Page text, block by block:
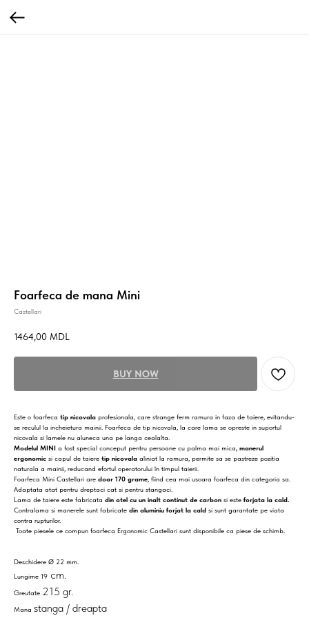
Foarfeca de mana Mini
Castellari
1464,00 MDL
BUY NOW
Este o foarfeca tip nicovala profesionala, care strange ferm ramura in faza de taiere, evitandu-
se reculul la incheietura mainii. Foarfeca de tip nicovala, la care lama se opreste in suportul
nicovala si lamele nu aluneca una pe langa cealalta.
Modelul MINI a fost special conceput pentru persoane cu palma mai mica, manerul
ergonomic si capul de taiere tip nicovala aliniat la ramura, permite sa se pastreze pozitia
naturala a mainii, reducand efortul operatorului în timpul taierii.
Foarfeca Mini Castellari are doar 170 grame , fiind cea mai usoara foarfeca din categoria sa.
Adaptata atat pentru dreptaci cat si pentru stangaci.
Lama de taiere este fabricata din otel cu un inalt continut de carbon si este forjata la cald.
Contralama si manerele sunt fabricate din aluminiu forjat la cald si sunt garantate pe viata
contra rupturilor.
Toate piesele ce compun foarfeca Ergonomic Castellari sunt disponibile ca piese de schimb.
Deschidere Ø 22 mm.
Lungime 19 cm.
Greutate 215 gr.
Mana stanga / dreapta